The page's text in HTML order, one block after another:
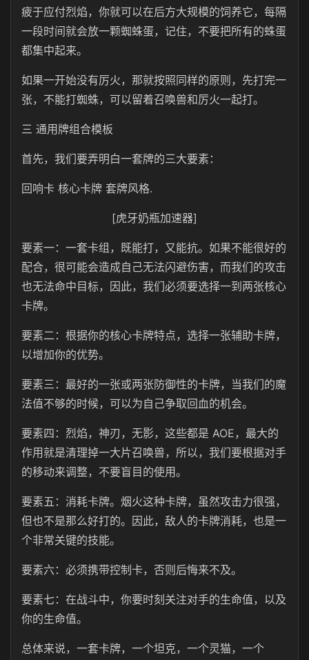
疲于应付烈焰，你就可以在后方大规模的饲养它，每隔
一段时间就会放一颗蜘蛛蛋，记住，不要把所有的蛛蛋
都集中起来。
如果一开始没有厉火，那就按照同样的原则，先打完一
张，不能打蜘蛛，可以留着召唤兽和厉火一起打。
三 通用牌组合模板
首先，我们要弄明白一套牌的三大要素：
回响卡 核心卡牌 套牌风格.
[虎牙奶瓶加速器]
要素一：一套卡组，既能打，又能抗。如果不能很好的
配合，很可能会造成自己无法闪避伤害，而我们的攻击
也无法命中目标，因此，我们必须要选择一到两张核心
卡牌。
要素二：根据你的核心卡牌特点，选择一张辅助卡牌，
以增加你的优势。
要素三：最好的一张或两张防御性的卡牌，当我们的魔
法值不够的时候，可以为自己争取回血的机会。
要素四：烈焰，神刃，无影，这些都是 AOE，最大的
作用就是清理掉一大片召唤兽，所以，我们要根据对手
的移动来调整，不要盲目的使用。
要素五：消耗卡牌。烟火这种卡牌，虽然攻击力很强，
但也不是那么好打的。因此，敌人的卡牌消耗，也是一
个非常关键的技能。
要素六：必须携带控制卡，否则后悔来不及。
要素七：在战斗中，你要时刻关注对手的生命值，以及
你的生命值。
总体来说，一套卡牌，一个坦克，一个灵猫，一个